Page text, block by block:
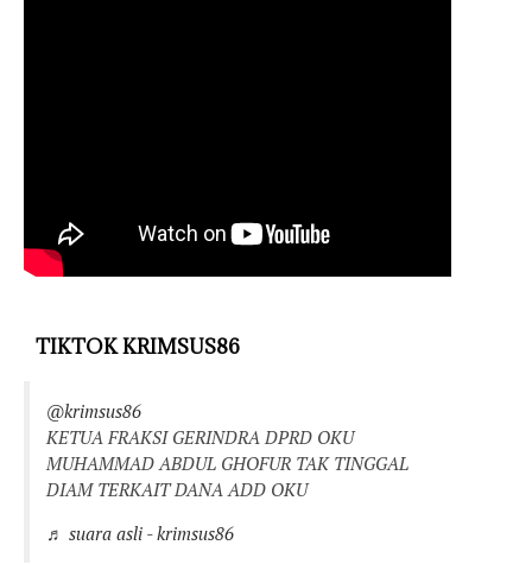
TIKTOK KRIMSUS86
@krimsus86
KETUA FRAKSI GERINDRA DPRD OKU
MUHAMMAD ABDUL GHOFUR TAK TINGGAL
DIAM TERKAIT DANA ADD OKU
♬ suara asli - krimsus86